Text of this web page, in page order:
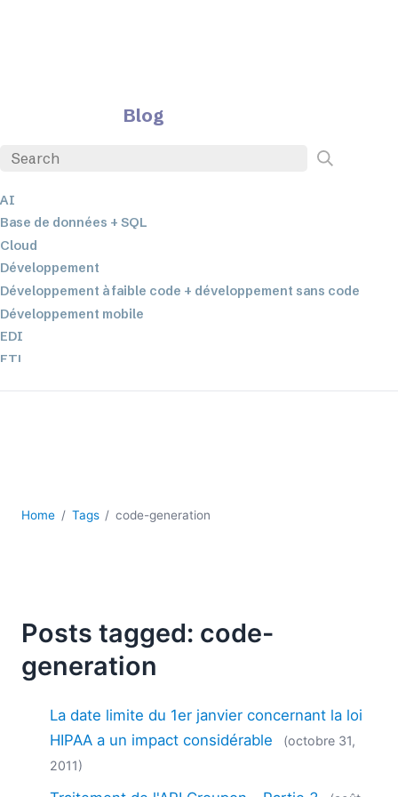
Blog
AI
Base de données + SQL
Cloud
Développement
Développement à faible code + développement sans code
Développement mobile
EDI
ETL
XML
2026
2025
2024
2022
2021
2020
Home Tags code-generation
Posts tagged: code-
generation
La date limite du 1er janvier concernant la loi
HIPAA a un impact considérable
(octobre 31,
2011)